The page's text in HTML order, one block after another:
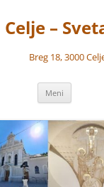
–
Breg 18, 3000
Meni